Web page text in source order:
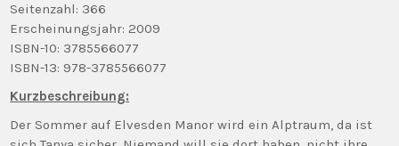
Seitenzahl: 366
Erscheinungsjahr: 2009
ISBN-10: 3785566077
ISBN-13: 978-3785566077
Kurzbeschreibung:
Der Sommer auf Elvesden Manor wird ein Alptraum, da ist